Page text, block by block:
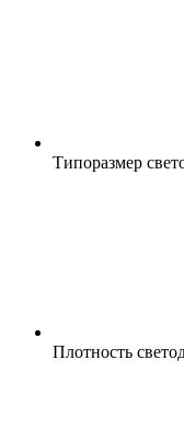
Типоразмер
Плотность